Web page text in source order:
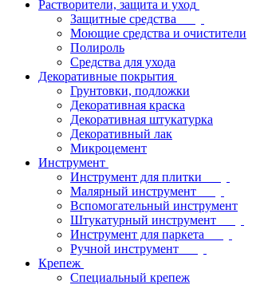
Растворители, защита и уход
Защитные средства
Моющие средства и очистители
Полироль
Средства для ухода
Декоративные покрытия
Грунтовки, подложки
Декоративная краска
Декоративная штукатурка
Декоративный лак
Микроцемент
Инструмент
Инструмент для плитки
Малярный инструмент
Вспомогательный инструмент
Штукатурный инструмент
Инструмент для паркета
Ручной инструмент
Крепеж
Специальный крепеж